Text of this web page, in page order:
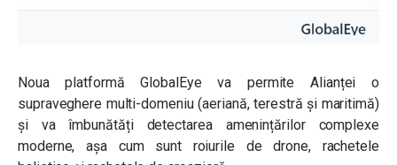
Noua platformă GlobalEye va permite Alianței o
supraveghere multi-domeniu (aeriană, terestră și maritimă)
și va îmbunătăți detectarea amenințărilor complexe
moderne, așa cum sunt roiurile de drone, rachetele